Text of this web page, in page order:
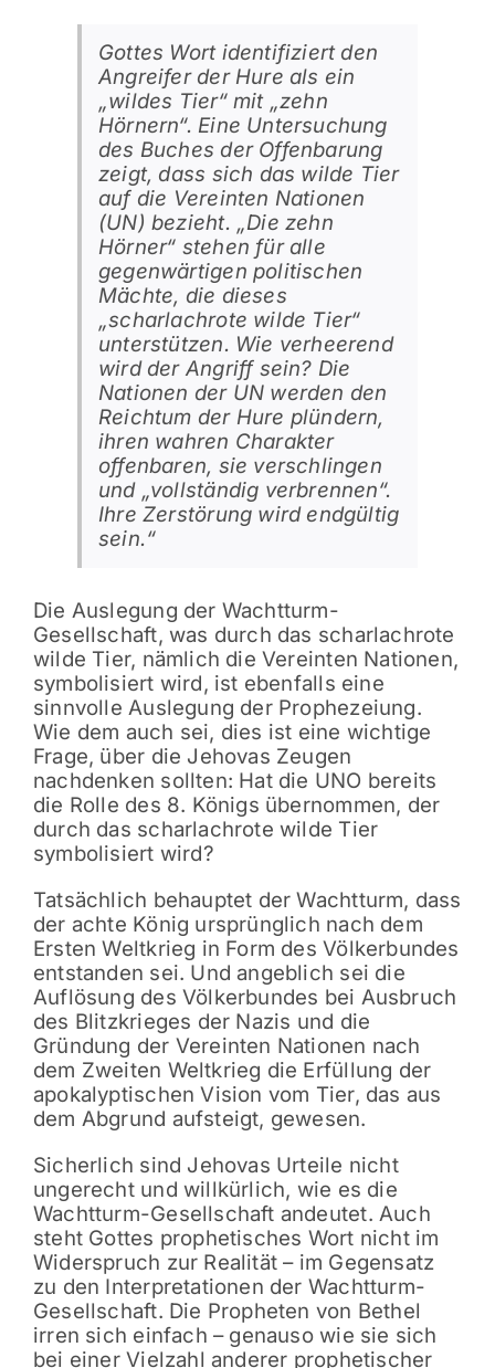
Gottes Wort identifiziert den
Angreifer der Hure als ein
„wildes Tier“ mit „zehn
Hörnern“. Eine Untersuchung
des Buches der Offenbarung
zeigt, dass sich das wilde Tier
auf die Vereinten Nationen
(UN) bezieht. „Die zehn
Hörner“ stehen für alle
gegenwärtigen politischen
Mächte, die dieses
„scharlachrote wilde Tier“
unterstützen. Wie verheerend
wird der Angriff sein? Die
Nationen der UN werden den
Reichtum der Hure plündern,
ihren wahren Charakter
offenbaren, sie verschlingen
und „vollständig verbrennen“.
Ihre Zerstörung wird endgültig
sein.“
Die Auslegung der Wachtturm-
Gesellschaft, was durch das scharlachrote
wilde Tier, nämlich die Vereinten Nationen,
symbolisiert wird, ist ebenfalls eine
sinnvolle Auslegung der Prophezeiung.
Wie dem auch sei, dies ist eine wichtige
Frage, über die Jehovas Zeugen
nachdenken sollten: Hat die UNO bereits
die Rolle des 8. Königs übernommen, der
durch das scharlachrote wilde Tier
symbolisiert wird?
Tatsächlich behauptet der Wachtturm, dass
der achte König ursprünglich nach dem
Ersten Weltkrieg in Form des Völkerbundes
entstanden sei. Und angeblich sei die
Auflösung des Völkerbundes bei Ausbruch
des Blitzkrieges der Nazis und die
Gründung der Vereinten Nationen nach
dem Zweiten Weltkrieg die Erfüllung der
apokalyptischen Vision vom Tier, das aus
dem Abgrund aufsteigt, gewesen.
Sicherlich sind Jehovas Urteile nicht
ungerecht und willkürlich, wie es die
Wachtturm-Gesellschaft andeutet. Auch
steht Gottes prophetisches Wort nicht im
Widerspruch zur Realität – im Gegensatz
zu den Interpretationen der Wachtturm-
Gesellschaft. Die Propheten von Bethel
irren sich einfach – genauso wie sie sich
bei einer Vielzahl anderer prophetischer